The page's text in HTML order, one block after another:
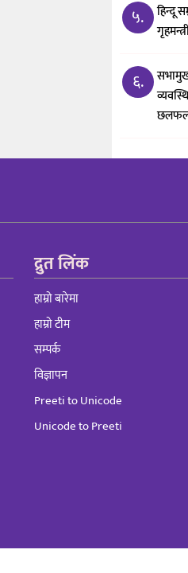
५.
हिन्दू
६.
द्रुत लिंक
हाम्रो बारेमा
हाम्रो टीम
सम्पर्क
विज्ञापन
Preeti to Unicode
Unicode to Preeti